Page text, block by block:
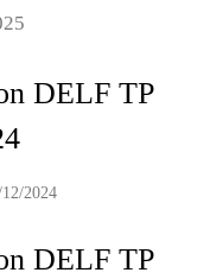
DELF TP
2024
DELF TP